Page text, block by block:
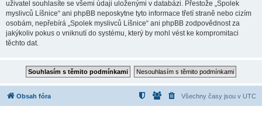
uživatel souhlasíte se všemi údaji uloženými v databázi. Přestože „Spolek
myslivců Líšnice“ ani phpBB neposkytne tyto informace třetí straně nebo cizím
osobám, nepřebírá „Spolek myslivců Líšnice“ ani phpBB zodpovědnost za
jakýkoliv pokus o vniknutí do systému, který by mohl vést ke kompromitaci
těchto dat.
Obsah fóra Všechny časy jsou v UTC